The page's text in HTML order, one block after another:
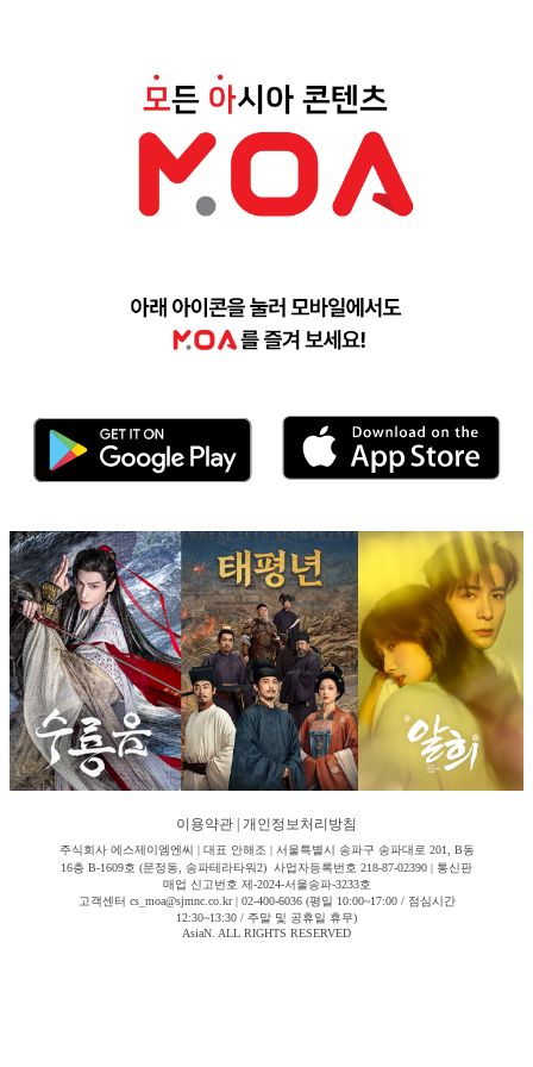
이용약관 개인정보처리방침
주식회사 에스제이엠엔씨 | 대표 안해조 | 서울특별시 송파구 송파대로 201, B동
16층 B-1609호 (문정동, 송파테라타워2) 사업자등록번호 218-87-02390 | 통신판
매업 신고번호 제-2024-서울송파-3233호
고객센터 cs_moa@sjmnc.co.kr | 02-400-6036 (평일 10:00~17:00 / 점심시간
12:30~13:30 / 주말 및 공휴일 휴무)
AsiaN. ALL RIGHTS RESERVED